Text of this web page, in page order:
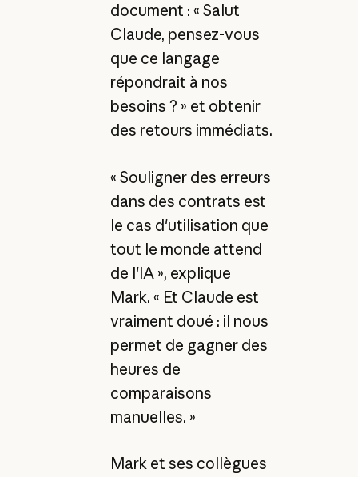
document : « Salut
Claude, pensez-vous
que ce langage
répondrait à nos
besoins ? » et obtenir
des retours immédiats.
« Souligner des erreurs
dans des contrats est
le cas d'utilisation que
tout le monde attend
de l'IA », explique
Mark. « Et Claude est
vraiment doué : il nous
permet de gagner des
heures de
comparaisons
manuelles. »
Mark et ses collègues